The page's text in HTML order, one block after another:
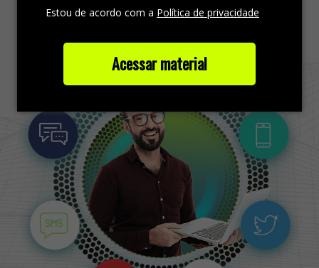
Estou de acordo com a Política de privacidade
Acessar material
Saiba mais